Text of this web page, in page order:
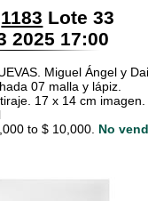
1183 Lote 33
2025 17:00
Miguel Ángel y
07 malla y lápiz.
17 x 14 cm imagen.
to $ 10,000. No